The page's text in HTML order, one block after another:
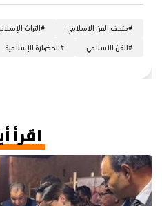
#متحف الفن الاسلامي #التراث
#الفن الاسلامي #الحضارة الإسلامية
اقرأ